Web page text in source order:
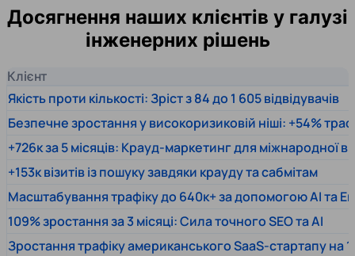
Досягнення наших клієнтів у галузі
інженерних рішень
Клієнт
Якість проти кількості: Зріст з 84 до 1 605 відвідувачів
Безпечне зростання у високоризиковій ніші: +54%
+726к за 5 місяців: Крауд-маркетинг для міжнародної
+153к візитів із пошуку завдяки крауду та сабмітам
Масштабування трафіку до 640к+ за допомогою AI та
109% зростання за 3 місяці: Сила точного SEO та AI
Зростання трафіку американського SaaS-стартапу на